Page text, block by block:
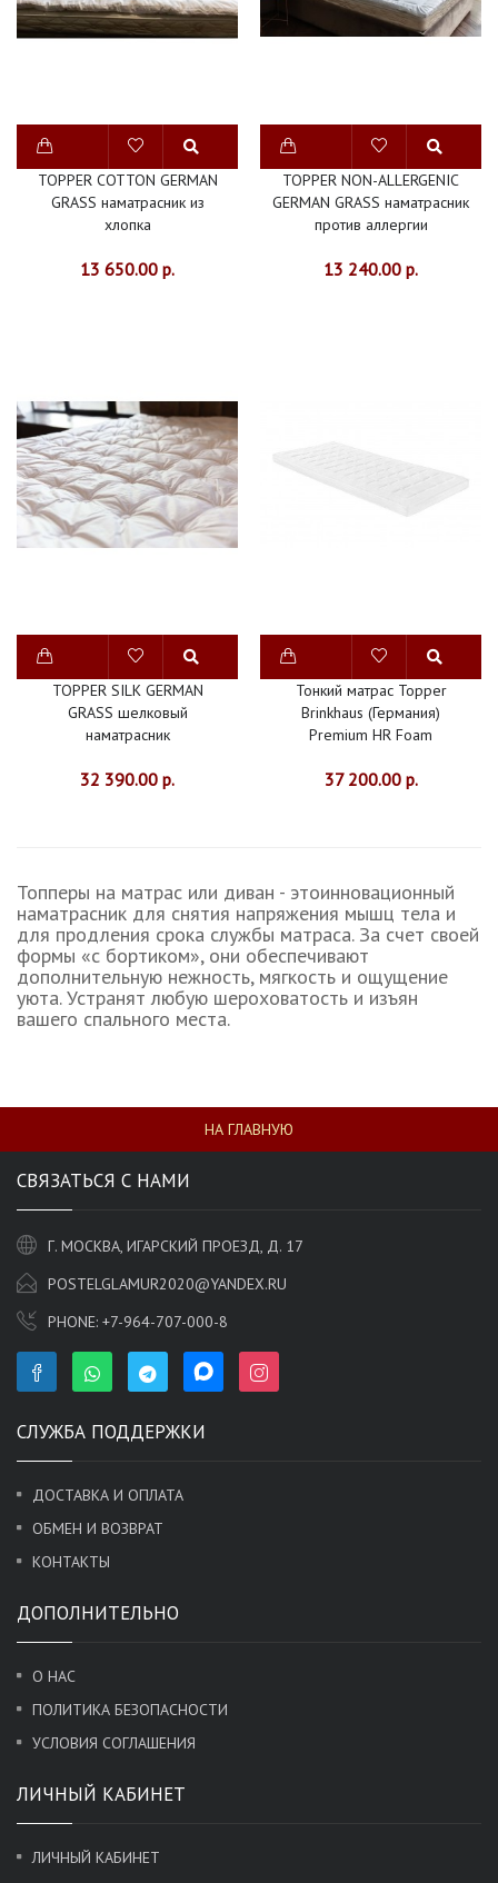
ДЕТСКАЯ
ИЗ
МЕХА
ДОМАШНЯЯ
НОВИНКИ
СКИДКИ
TOPPER COTTON GERMAN
GRASS наматрасник из
хлопка
13 650.00 р.
TOPPER NON-ALLERGENIC
GERMAN GRASS наматрасник
против аллергии
13 240.00 р.
TOPPER SILK GERMAN
GRASS шелковый
наматрасник
32 390.00 р.
Тонкий матрас Topper
Brinkhaus (Германия)
Premium HR Foam
37 200.00 р.
Топперы на матрас или диван - этоинновационный
наматрасник для снятия напряжения мышц тела и
для продления срока службы матраса. За счет своей
формы «с бортиком», они обеспечивают
дополнительную нежность, мягкость и ощущение
уюта. Устранят любую шероховатость и изъян
вашего спального места.
НА ГЛАВНУЮ
СВЯЗАТЬСЯ С НАМИ
Г. МОСКВА, ИГАРСКИЙ ПРОЕЗД, Д. 17
POSTELGLAMUR2020@YANDEX.RU
PHONE: +7-964-707-000-8
СЛУЖБА ПОДДЕРЖКИ
ДОСТАВКА И ОПЛАТА
ОБМЕН И ВОЗВРАТ
КОНТАКТЫ
ДОПОЛНИТЕЛЬНО
О НАС
ПОЛИТИКА БЕЗОПАСНОСТИ
УСЛОВИЯ СОГЛАШЕНИЯ
ЛИЧНЫЙ КАБИНЕТ
ЛИЧНЫЙ КАБИНЕТ